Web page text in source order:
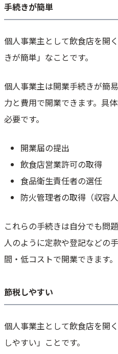
手続きが簡単
個人事業主として飲食店を開
きが簡単」なことです。
個人事業主は開業手続きが簡
力と費用で開業できます。具
必要です。
開業届の提出
飲食店営業許可の取得
食品衛生責任者の選任
防火管理者の取得（収容
これらの手続きは自分でも問
人のように定款や登記などの
間・低コストで開業できます。
節税しやすい
個人事業主として飲食店を開
しやすい」ことです。